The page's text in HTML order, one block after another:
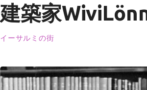
建築家
イーサルミの街